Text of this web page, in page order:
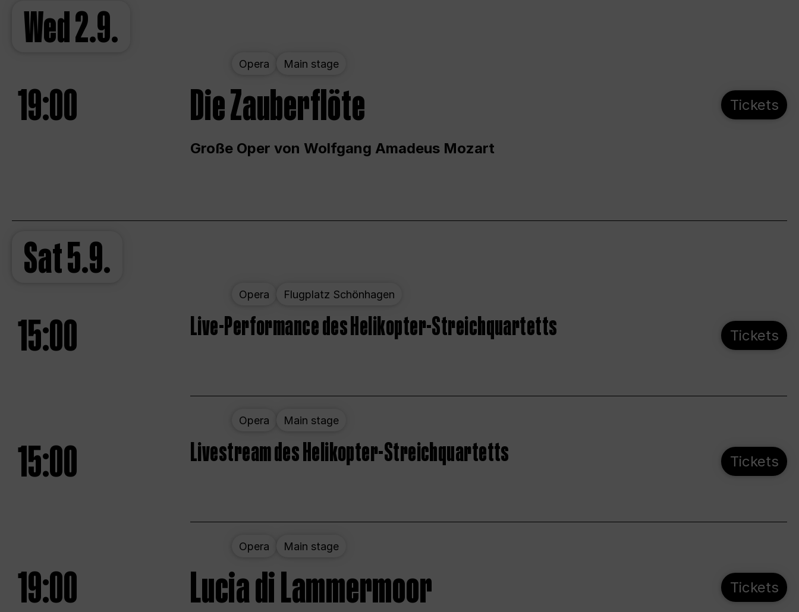
Wed2.9.
Opera Main stage
19:00 Die Zauberflöte
Große Oper von Wolfgang Amadeus Mozart
Tickets
Sat5.9.
Opera Flugplatz Schönhagen
15:00 Live-Performance des Helikopter-Streichquartetts Tickets
Opera Main stage
15:00 Livestream des Helikopter-Streichquartetts Tickets
Opera Main stage
19:00 Lucia di Lammermoor Tickets